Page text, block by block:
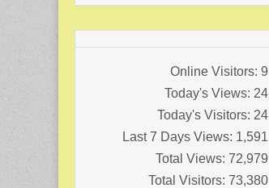
Online Visitors: 9
Today's Views: 24
Today's Visitors: 24
Last 7 Days Views: 1,591
Total Views: 72,979
Total Visitors: 73,380